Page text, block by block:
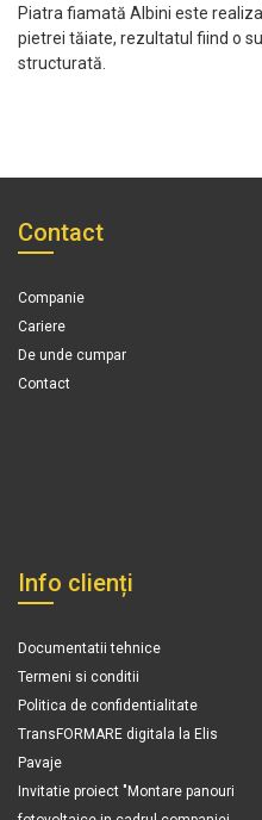
Piatra fiamată Albini este
pietrei tăiate, rezultatul fiind o
structurată.
Contact
Companie
Cariere
De unde cumpar
Contact
Info clienți
Documentatii tehnice
Termeni si conditii
Politica de confidentialitate
TransFORMARE digitala la Elis
Pavaje
Invitatie proiect "Montare panouri